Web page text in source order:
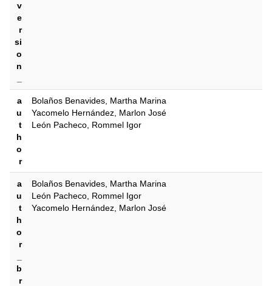
v
e
r
si
o
n
a
u
t
h
o
r
Bolaños Benavides, Martha Marina
Yacomelo Hernández, Marlon José
León Pacheco, Rommel Igor
a
u
t
h
o
r
b
r
Bolaños Benavides, Martha Marina
León Pacheco, Rommel Igor
Yacomelo Hernández, Marlon José